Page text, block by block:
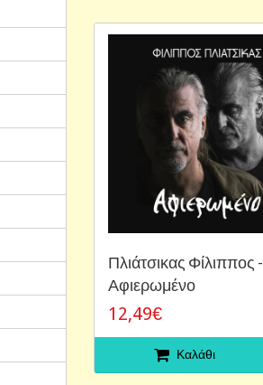
Πλιάτσικας Φίλιππος -
Αφιερωμένο
12,49€
Καλάθι